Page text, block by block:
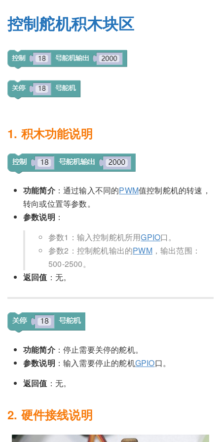
控制舵机积木块区
1. 积木功能说明
功能简介：通过输入不同的PWM值控制舵机的转速，
转向或位置等参数。
参数说明 ：
参数1：输入控制舵机所用GPIO口。
参数2：控制舵机输出的PWM，输出范围：
500-2500。
返回值 ：无。
功能简介：停止需要关停的舵机。
参数说明 ：输入需要停止的舵机GPIO口。
返回值 ：无。
2. 硬件接线说明